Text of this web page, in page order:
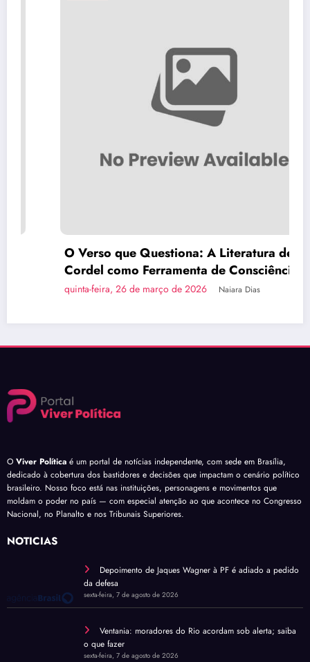
O Verso que Questiona: A Literatura de
Cordel como Ferramenta de Consciência
Política
quinta-feira, 26 de março de 2026 Naiara Dias
O Viver Política é um portal de notícias independente, com sede em Brasília,
dedicado à cobertura dos bastidores e decisões que impactam o cenário político
brasileiro. Nosso foco está nas instituições, personagens e movimentos que
moldam o poder no país — com especial atenção ao que acontece no Congresso
Nacional, no Planalto e nos Tribunais Superiores.
NOTÍCIAS
Depoimento de Jaques Wagner à PF é adiado a pedido
da defesa
sexta-feira, 7 de agosto de 2026
Ventania: moradores do Rio acordam sob alerta; saiba
o que fazer
sexta-feira, 7 de agosto de 2026